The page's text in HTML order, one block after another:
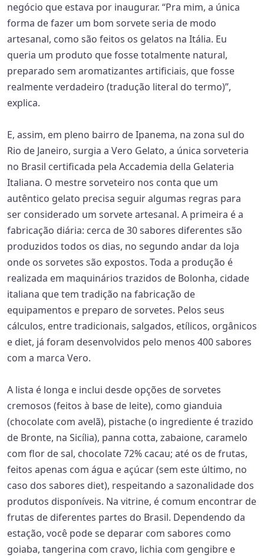
negócio que estava por inaugurar. “Pra mim, a única
forma de fazer um bom sorvete seria de modo
artesanal, como são feitos os gelatos na Itália. Eu
queria um produto que fosse totalmente natural,
preparado sem aromatizantes artificiais, que fosse
realmente verdadeiro (tradução literal do termo)”,
explica.
E, assim, em pleno bairro de Ipanema, na zona sul do
Rio de Janeiro, surgia a Vero Gelato, a única sorveteria
no Brasil certificada pela Accademia della Gelateria
Italiana. O mestre sorveteiro nos conta que um
autêntico gelato precisa seguir algumas regras para
ser considerado um sorvete artesanal. A primeira é a
fabricação diária: cerca de 30 sabores diferentes são
produzidos todos os dias, no segundo andar da loja
onde os sorvetes são expostos. Toda a produção é
realizada em maquinários trazidos de Bolonha, cidade
italiana que tem tradição na fabricação de
equipamentos e preparo de sorvetes. Pelos seus
cálculos, entre tradicionais, salgados, etílicos, orgânicos
e diet, já foram desenvolvidos pelo menos 400 sabores
com a marca Vero.
A lista é longa e inclui desde opções de sorvetes
cremosos (feitos à base de leite), como gianduia
(chocolate com avelã), pistache (o ingrediente é trazido
de Bronte, na Sicília), panna cotta, zabaione, caramelo
com flor de sal, chocolate 72% cacau; até os de frutas,
feitos apenas com água e açúcar (sem este último, no
caso dos sabores diet), respeitando a sazonalidade dos
produtos disponíveis. Na vitrine, é comum encontrar de
frutas de diferentes partes do Brasil. Dependendo da
estação, você pode se deparar com sabores como
goiaba, tangerina com cravo, lichia com gengibre e